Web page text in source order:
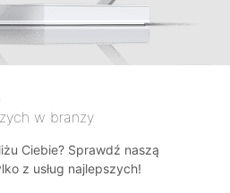
w branży
Ciebie? Sprawdź naszą
z usług najlepszych!